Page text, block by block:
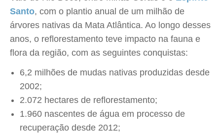
Santo, com o plantio anual de um milhão de
árvores nativas da Mata Atlântica. Ao longo desses
anos, o reflorestamento teve impacto na fauna e
flora da região, com as seguintes conquistas:
6,2 milhões de mudas nativas produzidas desde
2002;
2.072 hectares de reflorestamento;
1.960 nascentes de água em processo de
recuperação desde 2012;